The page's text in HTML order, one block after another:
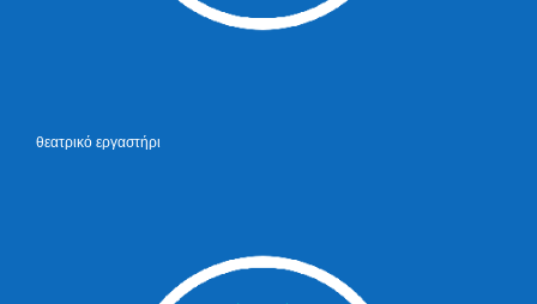
θεατρικό εργαστήρι